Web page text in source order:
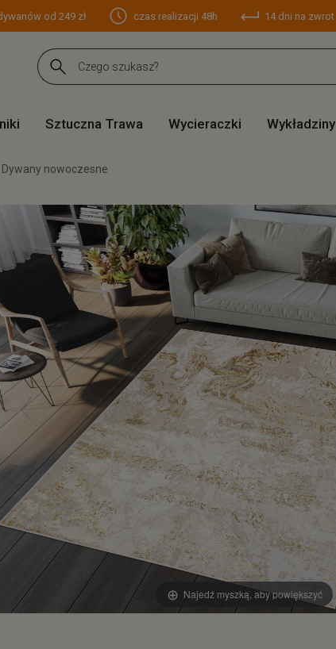
od 249 zł czas realizacji 48h 14 dni na zwrot
Sztuczna Trawa Wycieraczki Wykładziny
Dywany nowoczesne
Najedź myszką, aby powiększyć